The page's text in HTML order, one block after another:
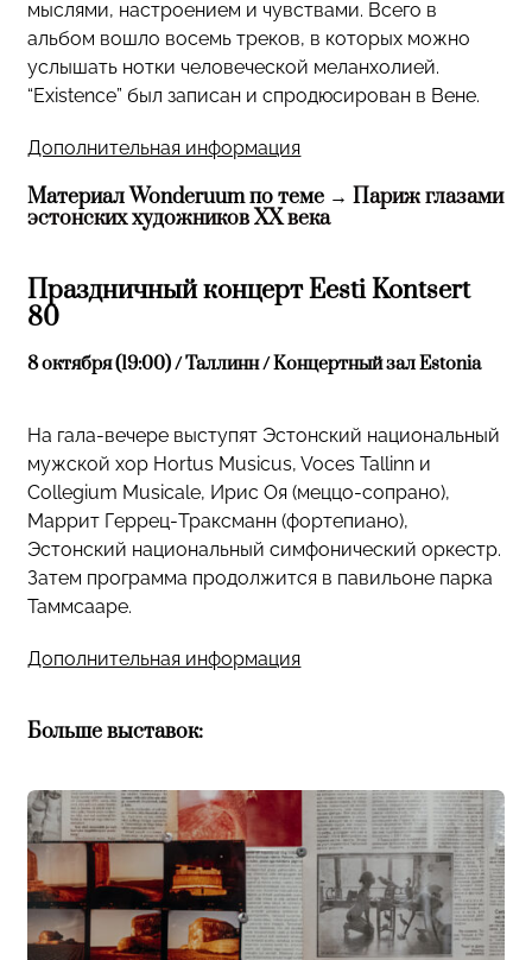
мыслями, настроением и чувствами. Всего в
альбом вошло восемь треков, в которых можно
услышать нотки человеческой меланхолией.
“Existence” был записан и спродюсирован в Вене.
Дополнительная информация
Материал Wonderuum по теме →Париж глазами
эстонских художников XX века
Праздничный концерт Eesti Kontsert
80
8 октября (19:00) / Таллинн / Kонцертный зал Estonia
На гала-вечере выступят Эстонский национальный
мужской хор Hortus Musicus, Voces Tallinn и
Collegium Musicale, Ирис Оя (меццо-сопрано),
Маррит Геррец-Траксманн (фортепиано),
Эстонский национальный симфонический оркестр.
Затем программа продолжится в павильоне парка
Таммсааре.
Дополнительная информация
Больше выставок: